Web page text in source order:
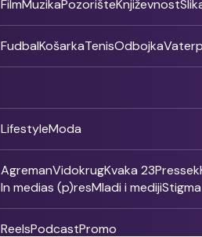
FilmMuzikaPozorišteKnjiževnost
FudbalKošarkaTenisOdbojka
LifestyleModa
AgremanVidokrugKvaka 23Pressek
In medias (p)resMladi i medijiStigma
ReelsPodcastPromo